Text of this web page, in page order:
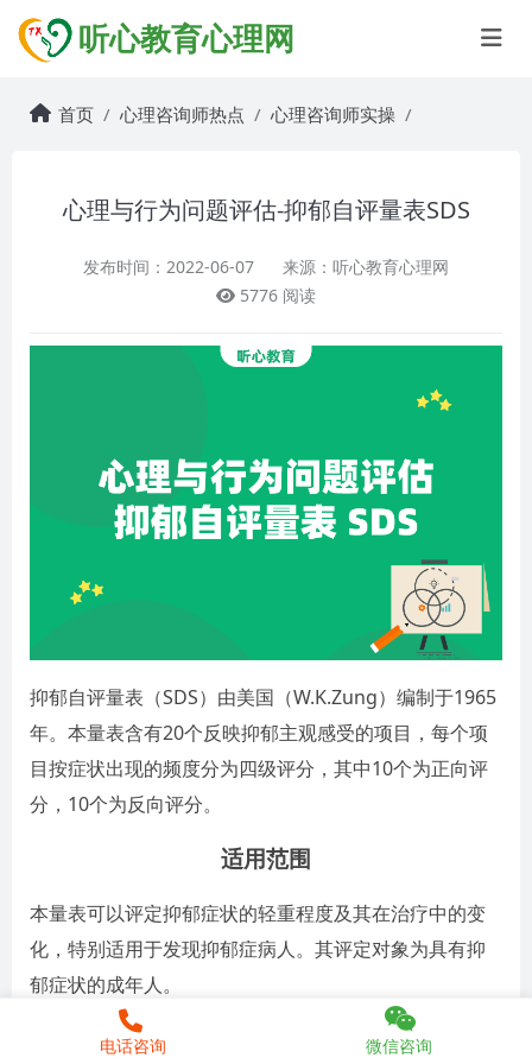
听心教育心理网
首页 心理咨询师热点 心理咨询师实操
心理与行为问题评估-抑郁自评量表SDS
发布时间：2022-06-07
来源：听心教育心理网
5776 阅读
抑郁自评量表（SDS）由美国（W.K.Zung）编制于1965
年。本量表含有20个反映抑郁主观感受的项目，每个项
目按症状出现的频度分为四级评分，其中10个为正向评
分，10个为反向评分。
适用范围
本量表可以评定抑郁症状的轻重程度及其在治疗中的变
化，特别适用于发现抑郁症病人。其评定对象为具有抑
郁症状的成年人。
电话咨询 微信咨询